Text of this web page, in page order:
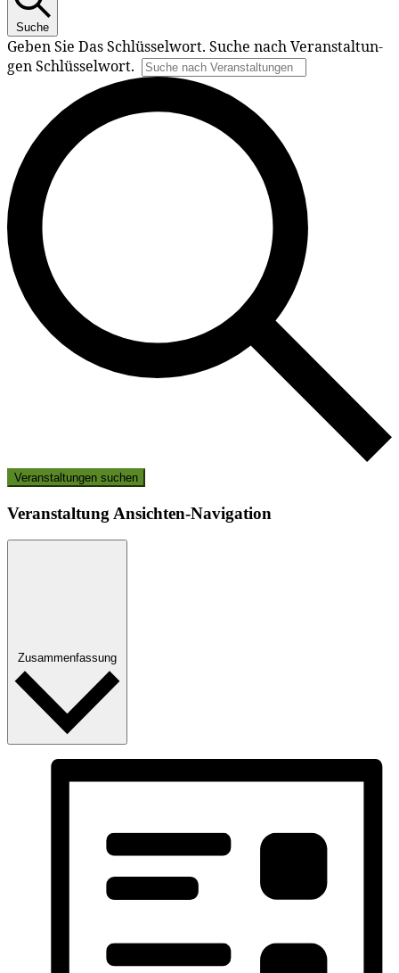
Suche
Ge­ben Sie Das Schlüs­sel­wort. Su­che nach Ver­an­stal­tun­
gen Schlüsselwort.
Veranstaltungen suchen
Ver­an­stal­tung Ansichten-Navigation
Zusammenfassung